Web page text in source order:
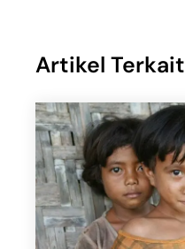
Artikel Terkait